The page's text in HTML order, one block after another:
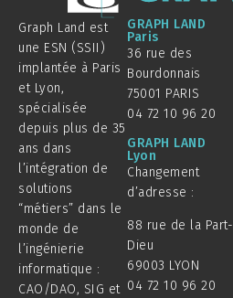
Graph Land est
une ESN (SSII)
implantée à Paris
et Lyon,
spécialisée
depuis plus de 35
ans dans
l’intégration de
solutions
“métiers” dans le
monde de
l’ingénierie
informatique :
CAO/DAO, SIG et
GRAPH LAND
Paris
36 rue des
Bourdonnais
75001 PARIS
04 72 10 96 20
GRAPH LAND
Lyon
Changement
d’adresse :
88 rue de la Part-
Dieu
69003 LYON
04 72 10 96 20